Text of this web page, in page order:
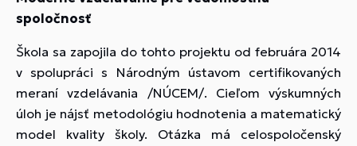
spoločnosť
Škola sa zapojila do tohto projektu od februára 2014
v spolupráci s Národným ústavom certifikovaných
meraní vzdelávania /NÚCEM/. Cieľom výskumných
úloh je nájsť metodológiu hodnotenia a matematický
model kvality školy. Otázka má celospoločenský